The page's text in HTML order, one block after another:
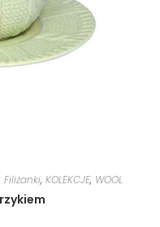
Filiżanki, KOLEKCJE, WOOL